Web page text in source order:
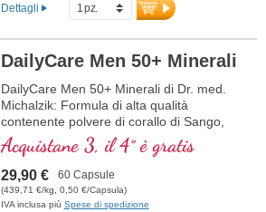
Dettagli
DailyCare Men 50+ Minerali
DailyCare Men 50+ Minerali di Dr. med.
Michalzik: Formula di alta qualità
contenente polvere di corallo di Sango,
con oltre 70 minerali e oligoelementi.
Include Calcio (20%) e Magnesio (10%)
nel rapporto ideale 2:1 che ottimizza la
biodisponibilità. I minerali sono in forma
ionizzata, rendendoli eccezionalmente
Acquistane 3, il 4° è gratis
29,90 € 60 Capsule
(439,71 €/kg, 0,50 €/Capsula)
IVA inclusa più Spese di spedizione